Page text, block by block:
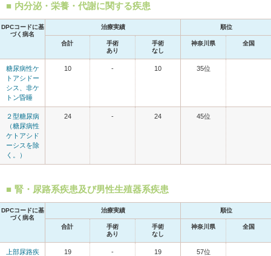
内分泌・栄養・代謝に関する疾患
DPCコードに基
づく病名
治療実績 順位
合計
手術
あり
手術
なし
神奈川県 全国
糖尿病性ケ
トアシドー
シス、非ケ
トン昏睡
10 - 10 35位
２型糖尿病
（糖尿病性
ケトアシド
ーシスを除
く。）
24 - 24 45位
腎・尿路系疾患及び男性生殖器系疾患
DPCコードに基
づく病名
治療実績 順位
合計
手術
あり
手術
なし
神奈川県 全国
上部尿路疾
19 - 19 57位